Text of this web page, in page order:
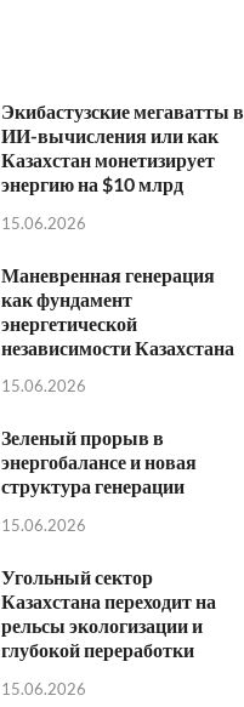
Экибастузские мегаватты в
ИИ-вычисления или как
Казахстан монетизирует
энергию на $10 млрд
15.06.2026
Маневренная генерация
как фундамент
энергетической
независимости Казахстана
15.06.2026
Зеленый прорыв в
энергобалансе и новая
структура генерации
15.06.2026
Угольный сектор
Казахстана переходит на
рельсы экологизации и
глубокой переработки
15.06.2026